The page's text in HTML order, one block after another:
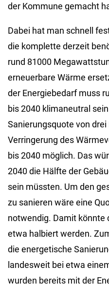
der Kommune gemacht
Dabei hat man schnell
die komplette derzeit
rund 81000
erneuerbare Wärme
der Energiebedarf muss
bis 2040 klimaneutral
Sanierungsquote von
Verringerung des
bis 2040 möglich. Das
2040 die Hälfte der
sein müssten. Um den
zu sanieren wäre eine
notwendig. Damit könnte
etwa halbiert werden.
die energetische
landesweit bei etwa
wurden bereits mit der